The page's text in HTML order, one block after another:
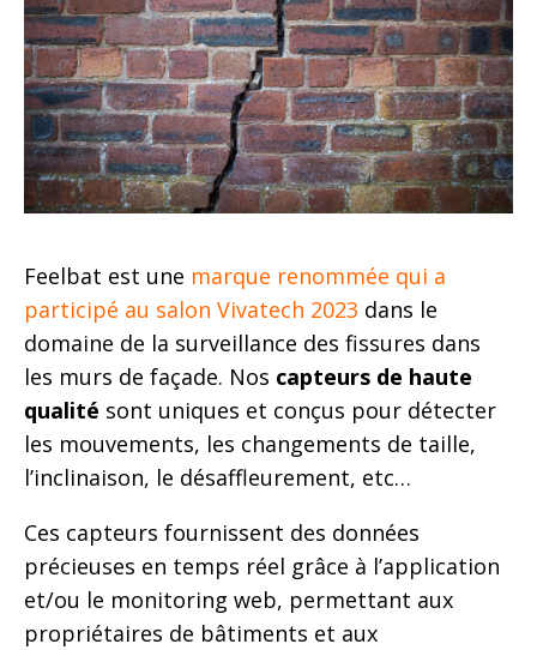
Feelbat est une marque renommée qui a
participé au salon Vivatech 2023 dans le
domaine de la surveillance des fissures dans
les murs de façade. Nos capteurs de haute
qualité sont uniques et conçus pour détecter
les mouvements, les changements de taille,
l’inclinaison, le désaffleurement, etc…
Ces capteurs fournissent des données
précieuses en temps réel grâce à l’application
et/ou le monitoring web, permettant aux
propriétaires de bâtiments et aux